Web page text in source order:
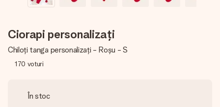
Ciorapi personalizați
Chiloți tanga personalizați - Roșu - S
170 voturi
În stoc